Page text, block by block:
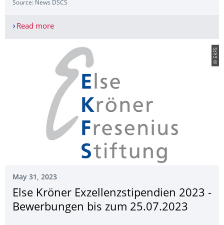
Source: News DSCS
Read moreSuchst du eine experimentelle Doktorarbeit?
© EKFS
May 31, 2023
Else Kröner Exzellenzstipendi­en 2023 -
Bewerbungen bis zum 25.07.2023